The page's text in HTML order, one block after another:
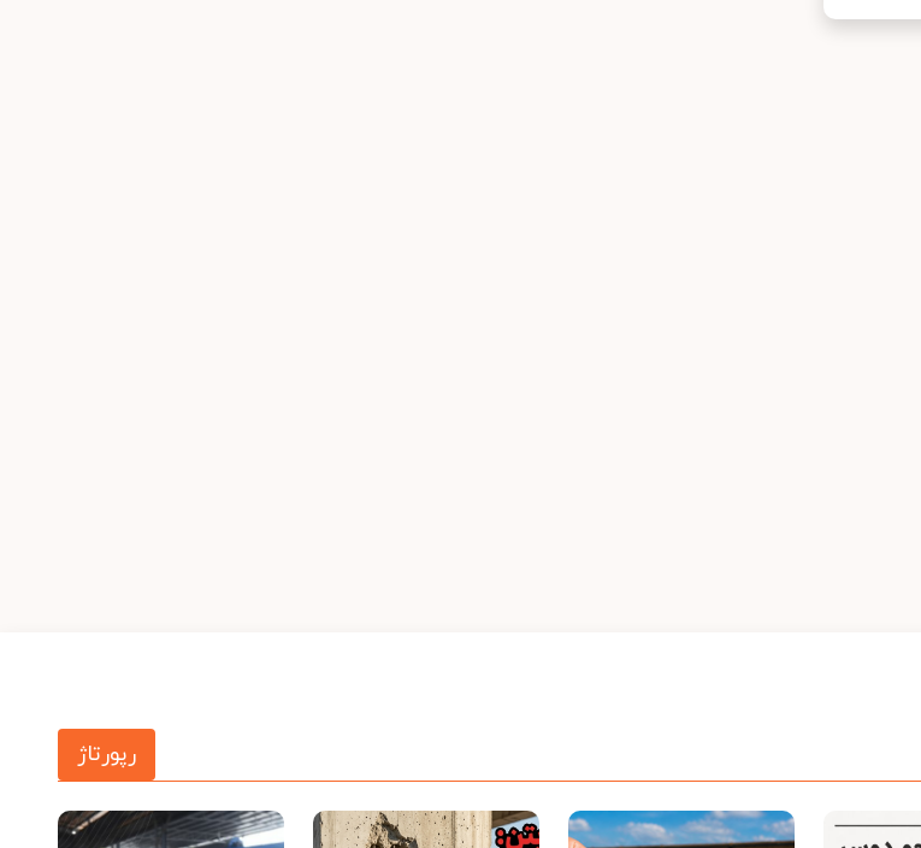
رپورتاژ